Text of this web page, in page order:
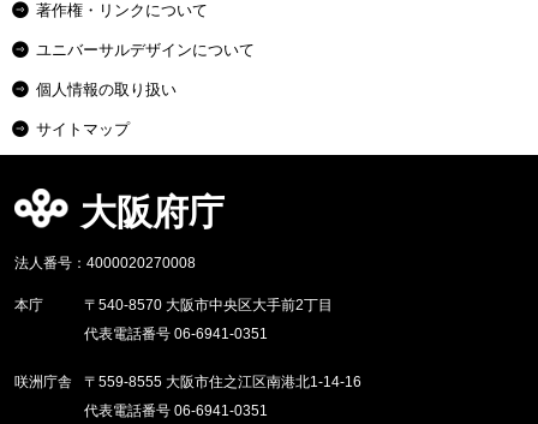
著作権・リンクについて
ユニバーサルデザインについて
個人情報の取り扱い
サイトマップ
大阪府庁
法人番号：4000020270008
本庁
〒540-8570 大阪市中央区大手前2丁目
代表電話番号 06-6941-0351
咲洲庁舎
〒559-8555 大阪市住之江区南港北1-14-16
代表電話番号 06-6941-0351